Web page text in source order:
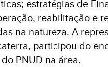
estratégias de
reabilitação e
na natureza. A
participou do
PNUD na área.